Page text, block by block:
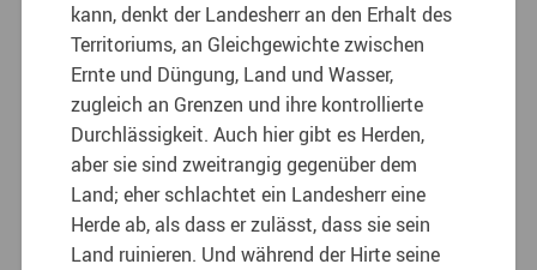
kann, denkt der Landesherr an den Erhalt des
Territoriums, an Gleichgewichte zwischen
Ernte und Düngung, Land und Wasser,
zugleich an Grenzen und ihre kontrollierte
Durchlässigkeit. Auch hier gibt es Herden,
aber sie sind zweitrangig gegenüber dem
Land; eher schlachtet ein Landesherr eine
Herde ab, als dass er zulässt, dass sie sein
Land ruinieren. Und während der Hirte seine